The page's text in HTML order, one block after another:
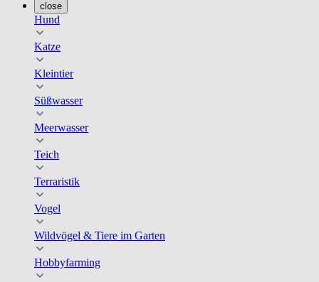
close
Hund
Katze
Kleintier
Süßwasser
Meerwasser
Teich
Terraristik
Vogel
Wildvögel & Tiere im Garten
Hobbyfarming